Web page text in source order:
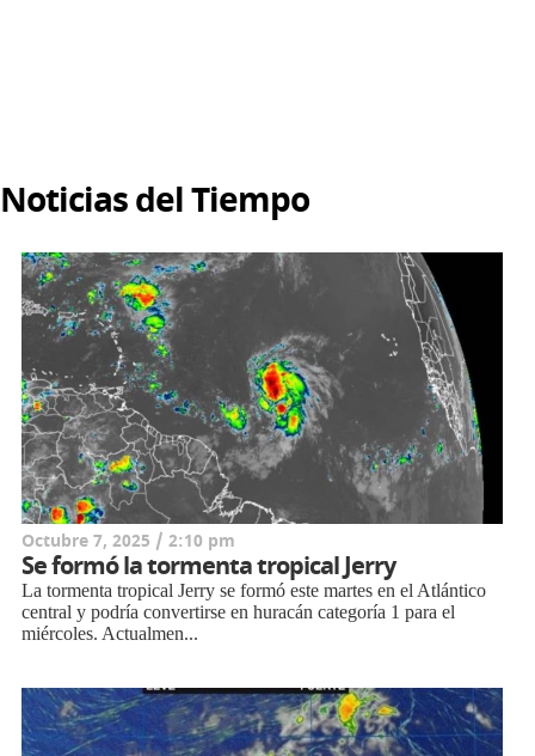
Noticias del Tiempo
Octubre 7, 2025 / 2:10 pm
Se formó la tormenta tropical Jerry
La tormenta tropical Jerry se formó este martes en el Atlántico
central y podría convertirse en huracán categoría 1 para el
miércoles. Actualmen...